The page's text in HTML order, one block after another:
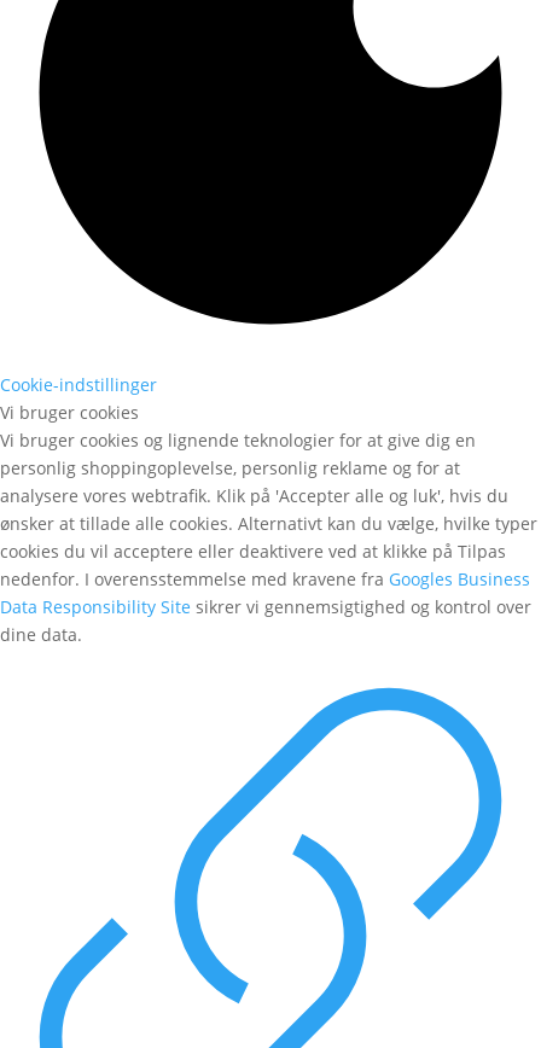
Cookie-indstillinger
Vi bruger cookies
Vi bruger cookies og lignende teknologier for at give dig en
personlig shoppingoplevelse, personlig reklame og for at
analysere vores webtrafik. Klik på 'Accepter alle og luk', hvis du
ønsker at tillade alle cookies. Alternativt kan du vælge, hvilke typer
cookies du vil acceptere eller deaktivere ved at klikke på Tilpas
nedenfor. I overensstemmelse med kravene fra Googles Business
Data Responsibility Site sikrer vi gennemsigtighed og kontrol over
dine data.